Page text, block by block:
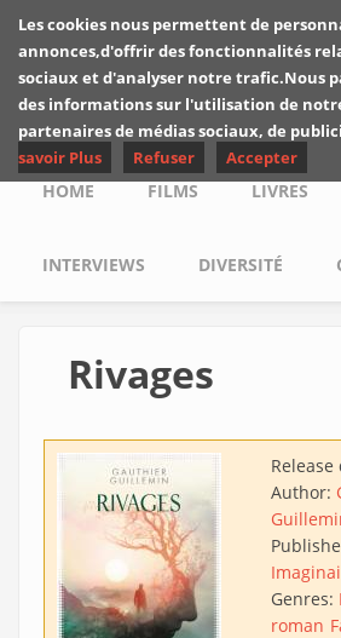
Skip to main content
Les
Main menu
HOME FILMS LIVRES
INTERVIEWS DIVERSITÉ
Rivages
Release
Author:
Genres:
roman
Les cookies nous permettent de
annonces,d'offrir des fonctionnalités
sociaux et d'analyser notre trafic.Nous
des informations sur l'utilisation de
partenaires de médias sociaux, de
savoir Plus
Refuser Accepter